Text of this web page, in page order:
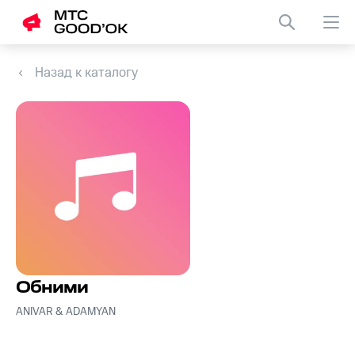
Назад к каталогу
Обними
ANIVAR & ADAMYAN